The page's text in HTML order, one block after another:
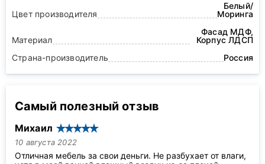
Цвет производителя
Белый/
Моринга
Материал
Фасад МДФ,
Корпус ЛДСП
Страна-производитель
Россия
Самый полезный отзыв
Михаил
10 августа 2022
Отличная мебель за свои деньги. Не разбухает от влаги,